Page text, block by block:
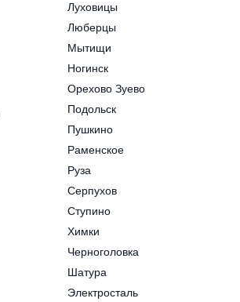
Луховицы
Люберцы
Мытищи
Ногинск
Орехово Зуево
Подольск
Пушкино
Раменское
Руза
Серпухов
Ступино
Химки
Черноголовка
Шатура
Электросталь